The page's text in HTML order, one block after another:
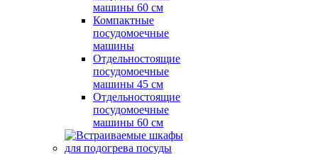
машины 60 см
Компактные
посудомоечные
машины
Отдельностоящие
посудомоечные
машины 45 см
Отдельностоящие
посудомоечные
машины 60 см